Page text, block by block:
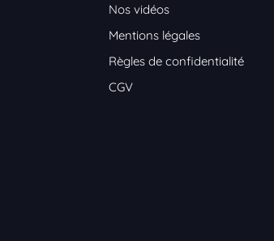
Nos vidéos
Mentions légales
Règles de confidentialité
CGV